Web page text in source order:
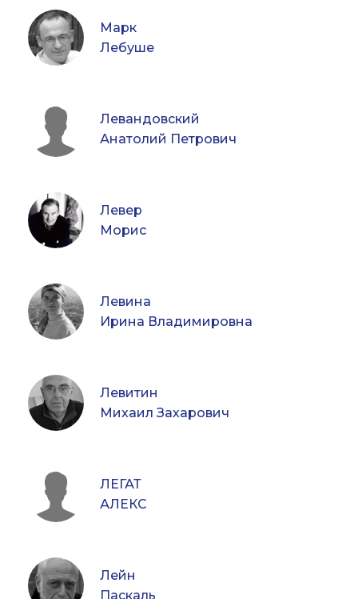
Марк
Лебуше
Левандовский
Анатолий Петрович
Левер
Морис
Левина
Ирина Владимировна
Левитин
Михаил Захарович
ЛЕГАТ
АЛЕКС
Лейн
Паскаль